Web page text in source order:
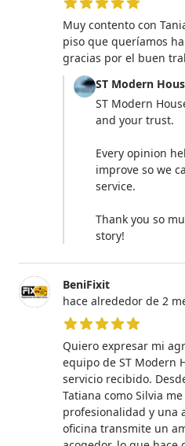
Muy contento con
piso que queríamos
gracias por el buen
ST Modern
ST Modern
and your trust.
Every opinion
improve so we
service.
Thank you so
story!
BeniFixit
hace alrededor de 2
5 de 5 estrellas
Quiero expresar mi
equipo de ST Modern
servicio recibido.
Tatiana como Silvia
profesionalidad y una
oficina transmite un